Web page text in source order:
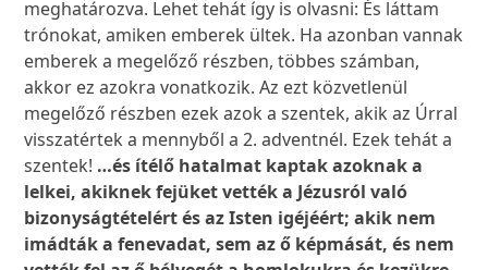
meghatározva. Lehet tehát így is olvasni: És láttam
trónokat, amiken emberek ültek. Ha azonban vannak
emberek a megelőző részben, többes számban,
akkor ez azokra vonatkozik. Az ezt közvetlenül
megelőző részben ezek azok a szentek, akik az Úrral
visszatértek a mennyből a 2. adventnél. Ezek tehát a
szentek! …és ítélő hatalmat kaptak azoknak a
lelkei, akiknek fejüket vették a Jézusról való
bizonyságtételért és az Isten igéjéért; akik nem
imádták a fenevadat, sem az ő képmását, és nem